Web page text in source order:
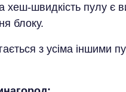
хеш-швидкість пулу є
блоку.
з усіма іншими